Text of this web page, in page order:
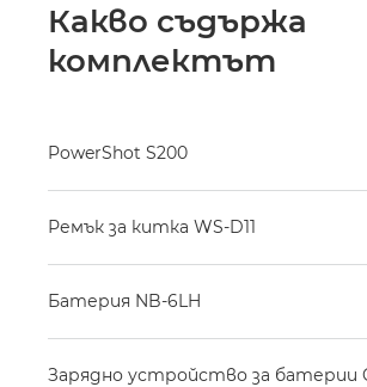
Какво съдържа
комплектът
PowerShot S200
Ремък за китка WS-D11
Батерия NB-6LH
Зарядно устройство за батерии